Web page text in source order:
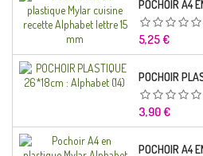
Prix
5,25 €
Prix
3,90 €